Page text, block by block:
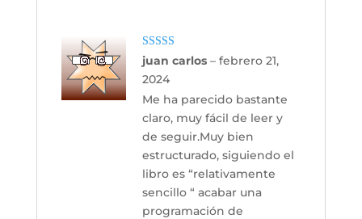
Valorado con
5de 5
juan carlos – febrero 21,
2024
Me ha parecido bastante
claro, muy fácil de leer y
de seguir.Muy bien
estructurado, siguiendo el
libro es “relativamente
sencillo “ acabar una
programación de